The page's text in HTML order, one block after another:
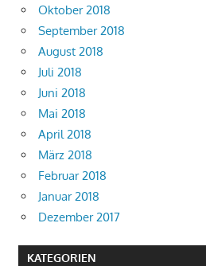
Oktober 2018
September 2018
August 2018
Juli 2018
Juni 2018
Mai 2018
April 2018
März 2018
Februar 2018
Januar 2018
Dezember 2017
KATEGORIEN